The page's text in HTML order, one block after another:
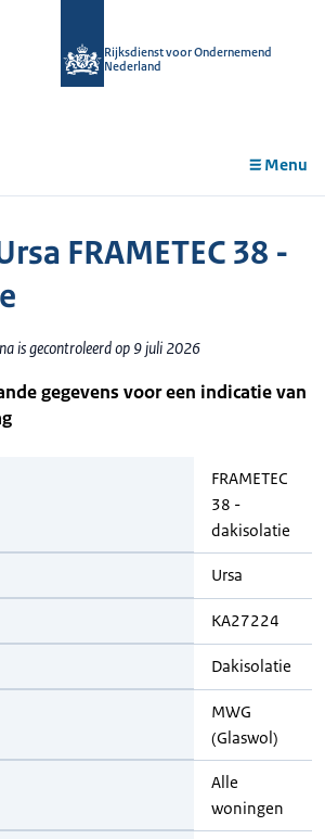
Rijksdienst voor Ondernemend
Nederland
Menu
FRAMETEC 38 -
is gecontroleerd op 9 juli 2026
gegevens voor een indicatie van
FRAMETEC
38 -
dakisolatie
Ursa
KA27224
Dakisolatie
MWG
(Glaswol)
Alle
woningen